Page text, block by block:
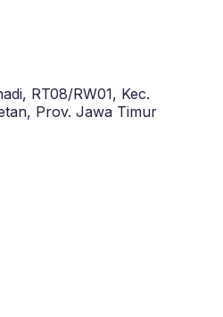
RT08/RW01, Kec.
Prov. Jawa Timur